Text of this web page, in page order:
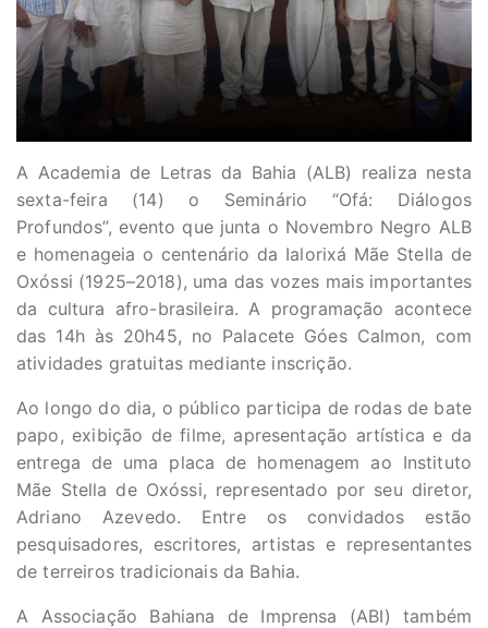
A Academia de Letras da Bahia (ALB) realiza nesta
sexta-feira (14) o Seminário “Ofá: Diálogos
Profundos”, evento que junta o Novembro Negro ALB
e homenageia o centenário da Ialorixá Mãe Stella de
Oxóssi (1925–2018), uma das vozes mais importantes
da cultura afro-brasileira. A programação acontece
das 14h às 20h45, no Palacete Góes Calmon, com
atividades gratuitas mediante inscrição.
Ao longo do dia, o público participa de rodas de bate
papo, exibição de filme, apresentação artística e da
entrega de uma placa de homenagem ao Instituto
Mãe Stella de Oxóssi, representado por seu diretor,
Adriano Azevedo. Entre os convidados estão
pesquisadores, escritores, artistas e representantes
de terreiros tradicionais da Bahia.
A Associação Bahiana de Imprensa (ABI) também